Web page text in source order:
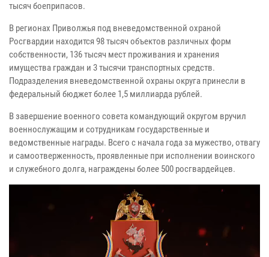
тысяч боеприпасов.
В регионах Приволжья под вневедомственной охраной
Росгвардии находится 98 тысяч объектов различных форм
собственности, 136 тысяч мест проживания и хранения
имущества граждан и 3 тысячи транспортных средств.
Подразделения вневедомственной охраны округа принесли в
федеральный бюджет более 1,5 миллиарда рублей.
В завершение военного совета командующий округом вручил
военнослужащим и сотрудникам государственные и
ведомственные награды. Всего с начала года за мужество, отвагу
и самоотверженность, проявленные при исполнении воинского
и служебного долга, награждены более 500 росгвардейцев.